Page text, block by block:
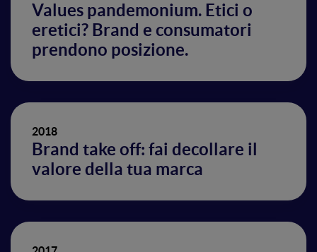
Values pandemonium. Etici o
eretici? Brand e consumatori
prendono posizione.
2018
Brand take off: fai decollare il
valore della tua marca